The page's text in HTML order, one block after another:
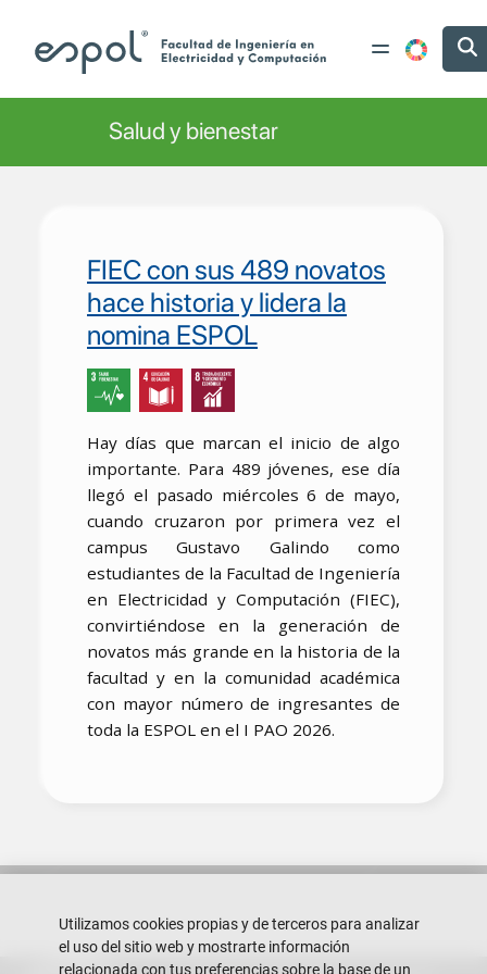
Pasar al contenido principal
Salud y bienestar
FIEC con sus 489 novatos
hace historia y lidera la
nomina ESPOL
Hay días que marcan el inicio de algo
importante. Para 489 jóvenes, ese día
llegó el pasado miércoles 6 de mayo,
cuando cruzaron por primera vez el
campus Gustavo Galindo como
estudiantes de la Facultad de Ingeniería
en Electricidad y Computación (FIEC),
convirtiéndose en la generación de
novatos más grande en la historia de la
facultad y en la comunidad académica
con mayor número de ingresantes de
toda la ESPOL en el I PAO 2026.
Utilizamos cookies propias y de terceros para analizar
el uso del sitio web y mostrarte información
relacionada con tus preferencias sobre la base de un